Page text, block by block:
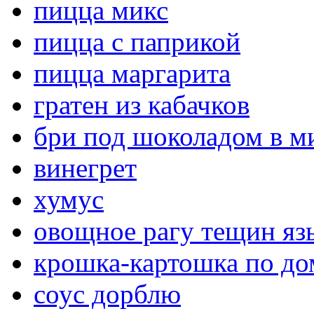
пицца микс
пицца с паприкой
пицца маргарита
гратен из кабачков
бри под шоколадом в
винегрет
хумус
овощное рагу тещин
крошка-картошка по
соус дорблю